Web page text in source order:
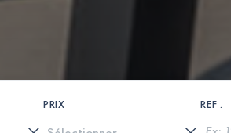
PRIX REF .